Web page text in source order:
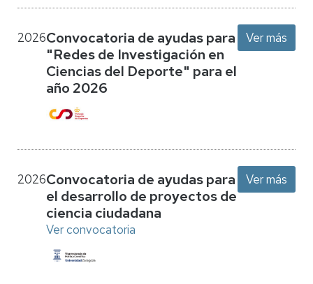
2026Convocatoria de ayudas para
"Redes de Investigación en
Ciencias del Deporte" para el
año 2026
Ver más
2026Convocatoria de ayudas para
el desarrollo de proyectos de
ciencia ciudadana
Ver convocatoria
Ver más